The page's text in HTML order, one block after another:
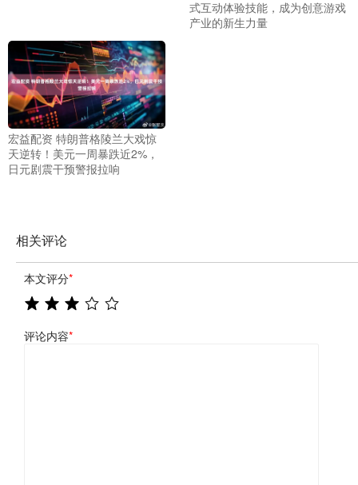
式互动体验技能，成为创意游戏
产业的新生力量
宏益配资 特朗普格陵兰大戏惊
天逆转！美元一周暴跌近2%，
日元剧震干预警报拉响
相关评论
本文评分*
评论内容*